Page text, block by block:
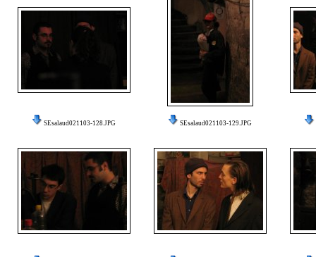
SEsalaud021103-128.JPG SEsalaud021103-129.JPG